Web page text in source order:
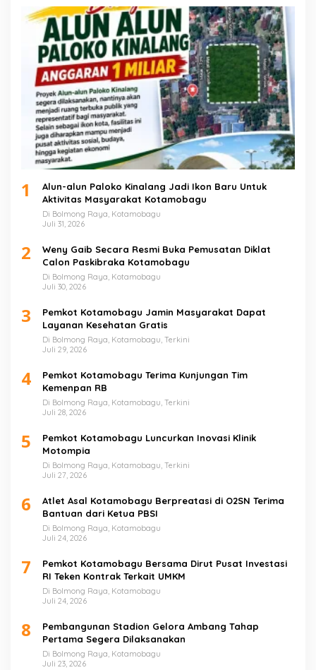
1
Alun-alun Paloko Kinalang Jadi Ikon Baru Untuk
Aktivitas Masyarakat Kotamobagu
Di Bolmong Raya, Kotamobagu
Juli 31, 2026
2
Weny Gaib Secara Resmi Buka Pemusatan Diklat
Calon Paskibraka Kotamobagu
Di Bolmong Raya, Kotamobagu
Juli 30, 2026
3
Pemkot Kotamobagu Jamin Masyarakat Dapat
Layanan Kesehatan Gratis
Di Bolmong Raya, Kotamobagu, Terkini
Juli 29, 2026
4
Pemkot Kotamobagu Terima Kunjungan Tim
Kemenpan RB
Di Bolmong Raya, Kotamobagu, Terkini
Juli 28, 2026
5
Pemkot Kotamobagu Luncurkan Inovasi Klinik
Motompia
Di Bolmong Raya, Kotamobagu, Terkini
Juli 27, 2026
6
Atlet Asal Kotamobagu Berpreatasi di O2SN Terima
Bantuan dari Ketua PBSI
Di Bolmong Raya, Kotamobagu
Juli 24, 2026
7
Pemkot Kotamobagu Bersama Dirut Pusat Investasi
RI Teken Kontrak Terkait UMKM
Di Bolmong Raya, Kotamobagu
Juli 24, 2026
8
Pembangunan Stadion Gelora Ambang Tahap
Pertama Segera Dilaksanakan
Di Bolmong Raya, Kotamobagu
Juli 23, 2026